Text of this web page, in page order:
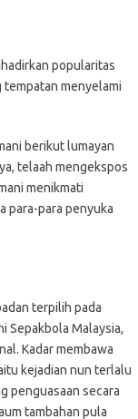
popularitas
menyelami
berikut lumayan
telaah mengekspos
menikmati
para-para penyuka
terpilih pada
Sepakbola Malaysia,
Kadar membawa
kejadian nun terlalu
penguasaan secara
tambahan pula